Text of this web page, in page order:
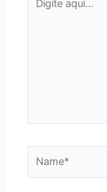
aqui...